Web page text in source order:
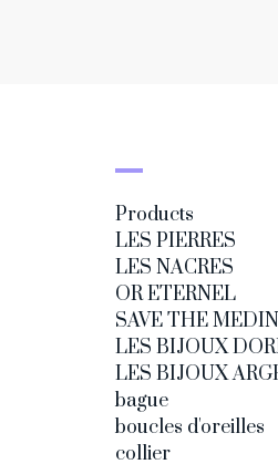
Products
LES PIERRES
LES NACRES
OR ETERNEL
SAVE THE
LES BIJOUX
LES BIJOUX
bague
boucles d'oreilles
collier